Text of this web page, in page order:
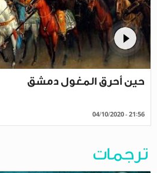
حين أحرق المغول دمشق
04/10/2020 - 21:56
ترجمات